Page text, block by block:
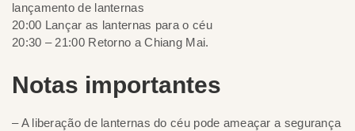
lançamento de lanternas
20:00 Lançar as lanternas para o céu
20:30 – 21:00 Retorno a Chiang Mai.
Notas importantes
– A liberação de lanternas do céu pode ameaçar a segurança